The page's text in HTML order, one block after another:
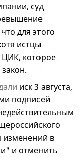
суд
для этого
истцы
ЦИК, которое
иск 3 августа,
подписей
изменений в
и отменить